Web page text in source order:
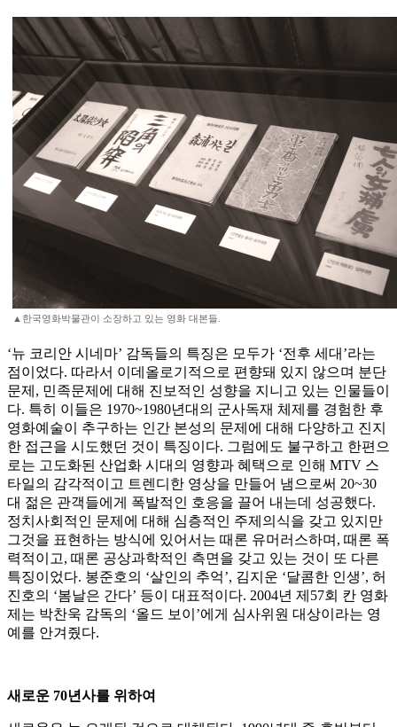
▲한국영화박물관이 소장하고 있는 영화 대본들.
‘뉴 코리안 시네마’ 감독들의 특징은 모두가 ‘전후 세대’라는
점이었다. 따라서 이데올로기적으로 편향돼 있지 않으며 분단
문제, 민족문제에 대해 진보적인 성향을 지니고 있는 인물들이
다. 특히 이들은 1970~1980년대의 군사독재 체제를 경험한 후
영화예술이 추구하는 인간 본성의 문제에 대해 다양하고 진지
한 접근을 시도했던 것이 특징이다. 그럼에도 불구하고 한편으
로는 고도화된 산업화 시대의 영향과 혜택으로 인해 MTV 스
타일의 감각적이고 트렌디한 영상을 만들어 냄으로써 20~30
대 젊은 관객들에게 폭발적인 호응을 끌어 내는데 성공했다.
정치사회적인 문제에 대해 심층적인 주제의식을 갖고 있지만
그것을 표현하는 방식에 있어서는 때론 유머러스하며, 때론 폭
력적이고, 때론 공상과학적인 측면을 갖고 있는 것이 또 다른
특징이었다. 봉준호의 ‘살인의 추억’, 김지운 ‘달콤한 인생’, 허
진호의 ‘봄날은 간다’ 등이 대표적이다. 2004년 제57회 칸 영화
제는 박찬욱 감독의 ‘올드 보이’에게 심사위원 대상이라는 영
예를 안겨줬다.
새로운 70년사를 위하여